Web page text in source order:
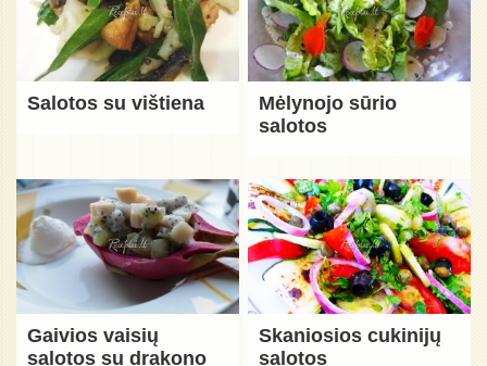
Salotos su vištiena
Mėlynojo sūrio
salotos
Gaivios vaisių
salotos su drakono
Skaniosios cukinijų
salotos